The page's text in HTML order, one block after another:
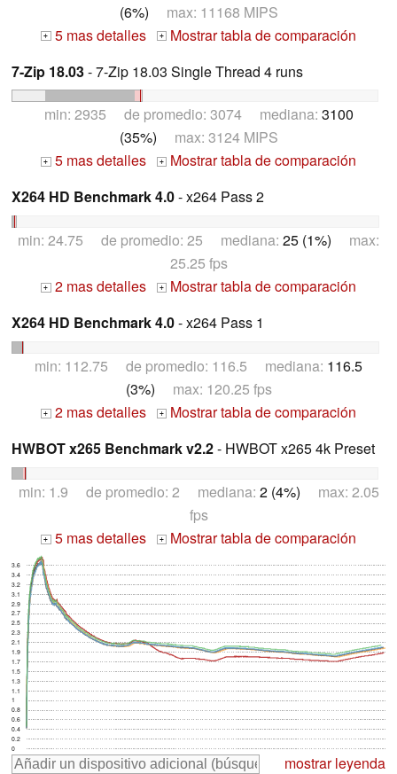
(6%) max: 11168 MIPS
+ 5 mas detalles +
Mostrar tabla de comparación
7-Zip 18.03- 7-Zip 18.03 Single Thread 4 runs
min: 2935 de promedio: 3074 mediana: 3100
(35%) max: 3124 MIPS
+ 5 mas detalles +
Mostrar tabla de comparación
X264 HD Benchmark 4.0- x264 Pass 2
min: 24.75 de promedio: 25 mediana: 25 (1%) max:
25.25 fps
+ 2 mas detalles +
Mostrar tabla de comparación
X264 HD Benchmark 4.0- x264 Pass 1
min: 112.75 de promedio: 116.5 mediana: 116.5
(3%) max: 120.25 fps
+ 2 mas detalles +
Mostrar tabla de comparación
HWBOT x265 Benchmark v2.2- HWBOT x265 4k Preset
min: 1.9 de promedio: 2 mediana: 2 (4%) max: 2.05
fps
+ 5 mas detalles + Mostrar tabla de comparación
0
0.2
0.4
0.6
0.8
1
1.1
1.3
1.5
1.7
1.9
2.1
2.3
2.5
2.7
2.9
3.1
3.2
3.4
3.6
mostrar leyenda